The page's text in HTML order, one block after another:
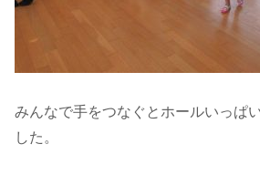
みんなで手をつなぐとホールいっぱ
した。